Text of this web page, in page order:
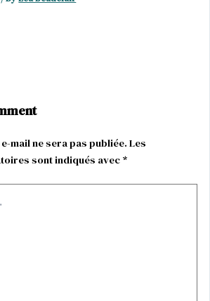
mail ne sera pas publiée. Les
sont indiqués avec *